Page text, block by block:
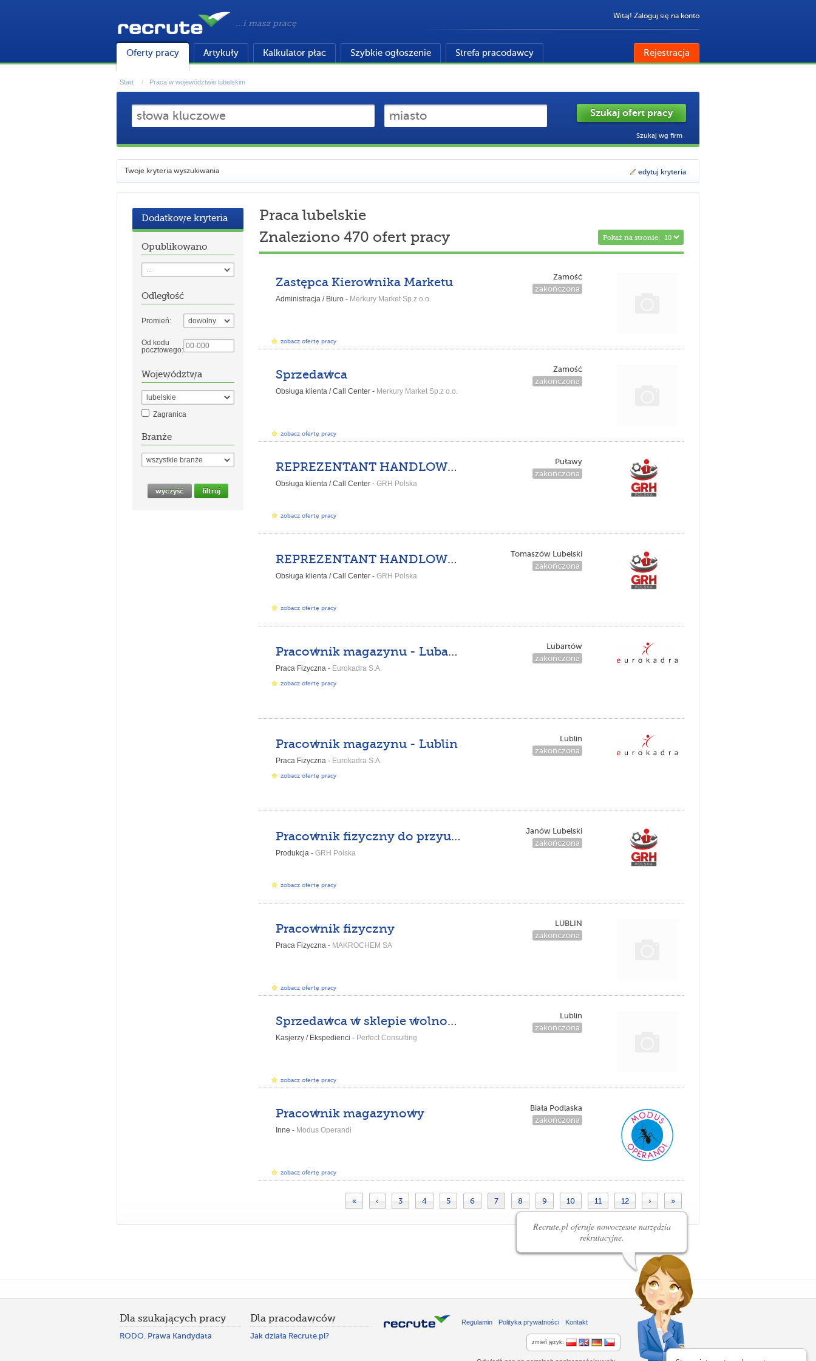
...i masz pracę
Witaj! Zaloguj się na konto
Oferty pracy Artykuły Kalkulator płac Szybkie ogłoszenie Strefa pracodawcy Rejestracja
Start Praca w województwie lubelskim
Szukaj wg firm
Twoje kryteria wyszukiwania edytuj kryteria
Dodatkowe kryteria
Opublikowano
Odległość
Promień:
Od kodu
pocztowego:
Województwa
Zagranica
Branże
Praca lubelskie
Pokaż na stronie:
Znaleziono 470 ofert pracy
Zastępca Kierownika Marketu
Administracja / Biuro - Merkury Market Sp.z o.o.
Zamość
zakończona
zobacz ofertę pracy
Sprzedawca
Obsługa klienta / Call Center - Merkury Market Sp.z o.o.
Zamość
zakończona
zobacz ofertę pracy
REPREZENTANT HANDLOWY – BEZ POZYSKIWANIA KLIENTÓW! - HOME OFFICE
Obsługa klienta / Call Center - GRH Polska
Puławy
zakończona
zobacz ofertę pracy
REPREZENTANT HANDLOWY – BEZ POZYSKIWANIA KLIENTÓW! - HOME OFFICE
Obsługa klienta / Call Center - GRH Polska
Tomaszów Lubelski
zakończona
zobacz ofertę pracy
Pracownik magazynu - Lubartów
Praca Fizyczna - Eurokadra S.A.
Lubartów
zakończona
zobacz ofertę pracy
Pracownik magazynu - Lublin
Praca Fizyczna - Eurokadra S.A.
Lublin
zakończona
zobacz ofertę pracy
Pracownik fizyczny do przyuczenia – 2500 – 3000 zł netto
Produkcja - GRH Polska
Janów Lubelski
zakończona
zobacz ofertę pracy
Pracownik fizyczny
Praca Fizyczna - MAKROCHEM SA
LUBLIN
zakończona
zobacz ofertę pracy
Sprzedawca w sklepie wolnocłowym
Kasjerzy / Ekspedienci - Perfect Consulting
Lublin
zakończona
zobacz ofertę pracy
Pracownik magazynowy
Inne - Modus Operandi
Biała Podlaska
zakończona
zobacz ofertę pracy
« ‹ 3 4 5 6 7 8 9 10 11 12 › »
Dla szukających pracy
RODO. Prawa Kandydata
Dla pracodawców
Jak działa Recrute.pl?
Regulamin Polityka prywatności Kontakt
zmień język:
Recrute.pl oferuje nowoczesne narzędzia
rekrutacyjne.